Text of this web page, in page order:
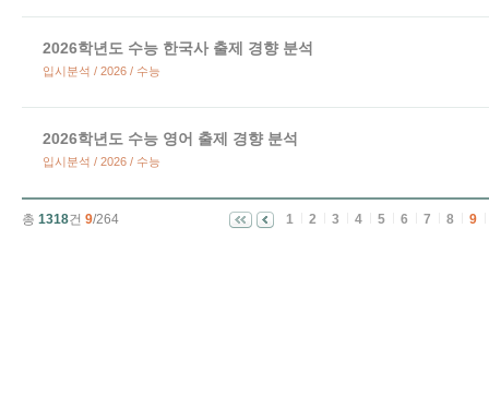
2026학년도 수능 한국사 출제 경향 분석
입시분석 / 2026 / 수능
2026학년도 수능 영어 출제 경향 분석
입시분석 / 2026 / 수능
총 1318건 9/264 1 2 3 4 5 6 7 8 9